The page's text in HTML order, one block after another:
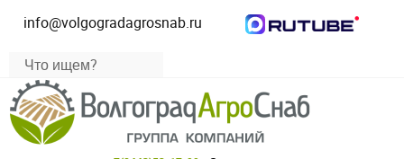
info@volgogradagrosnab.ru